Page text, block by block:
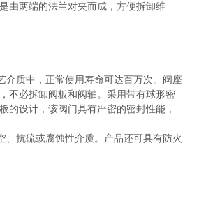
由两端的法兰对夹而成，方便拆卸维
介质中，正常使用寿命可达百万次。阀座
不必拆卸阀板和阀轴。采用带有球形密
的设计，该阀门具有严密的密封性能，
抗硫或腐蚀性介质。产品还可具有防火